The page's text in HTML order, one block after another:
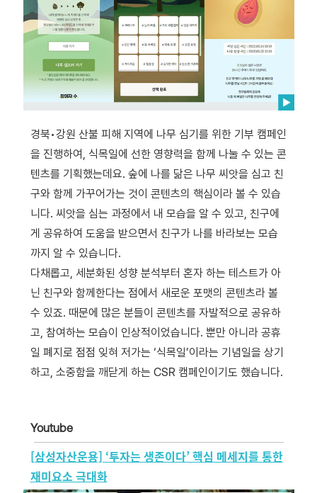
경북•강원 산불 피해 지역에 나무 심기를 위한 기부 캠페인
을 진행하여, 식목일에 선한 영향력을 함께 나눌 수 있는 콘
텐츠를 기획했는데요. 숲에 나를 닮은 나무 씨앗을 심고 친
구와 함께 가꾸어가는 것이 콘텐츠의 핵심이라 볼 수 있습
니다. 씨앗을 심는 과정에서 내 모습을 알 수 있고, 친구에
게 공유하여 도움을 받으면서 친구가 나를 바라보는 모습
까지 알 수 있습니다.
다채롭고, 세분화된 성향 분석부터 혼자 하는 테스트가 아
닌 친구와 함께한다는 점에서 새로운 포맷의 콘텐츠라 볼
수 있죠. 때문에 많은 분들이 콘텐츠를 자발적으로 공유하
고, 참여하는 모습이 인상적이었습니다. 뿐만 아니라 공휴
일 폐지로 점점 잊혀 저가는 ‘식목일’이라는 기념일을 상기
하고, 소중함을 깨닫게 하는 CSR 캠페인이기도 했습니다.
Youtube
[삼성자산운용] ‘투자는 생존이다’ 핵심 메세지를 통한
재미요소 극대화